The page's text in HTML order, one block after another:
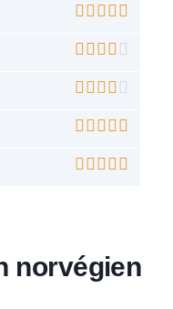
norvégien